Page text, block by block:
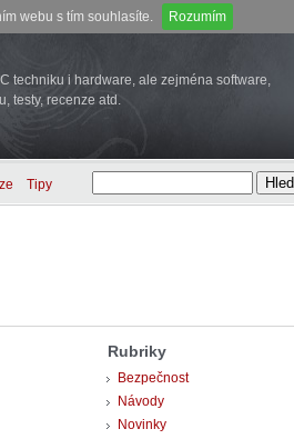
webu s tím souhlasíte. Rozumím
techniku i hardware, ale zejména software,
testy, recenze atd.
Tipy
Rubriky
Bezpečnost
Návody
Novinky